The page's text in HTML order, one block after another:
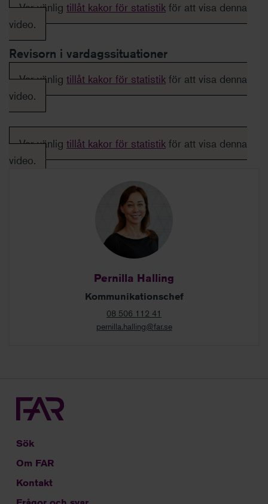
Var vänlig tillåt kakor för statistik för att visa denna
video.
Revisorn i vardagssituationer
Var vänlig tillåt kakor för statistik för att visa denna
video.
Var vänlig tillåt kakor för statistik för att visa denna
video.
Pernilla Halling
Kommunikationschef
08 506 112 41
pernilla.halling@far.se
Sök
Om FAR
Kontakt